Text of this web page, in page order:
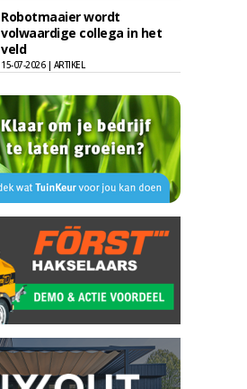
Robotmaaier wordt
volwaardige collega in het
veld
15-07-2026 | ARTIKEL